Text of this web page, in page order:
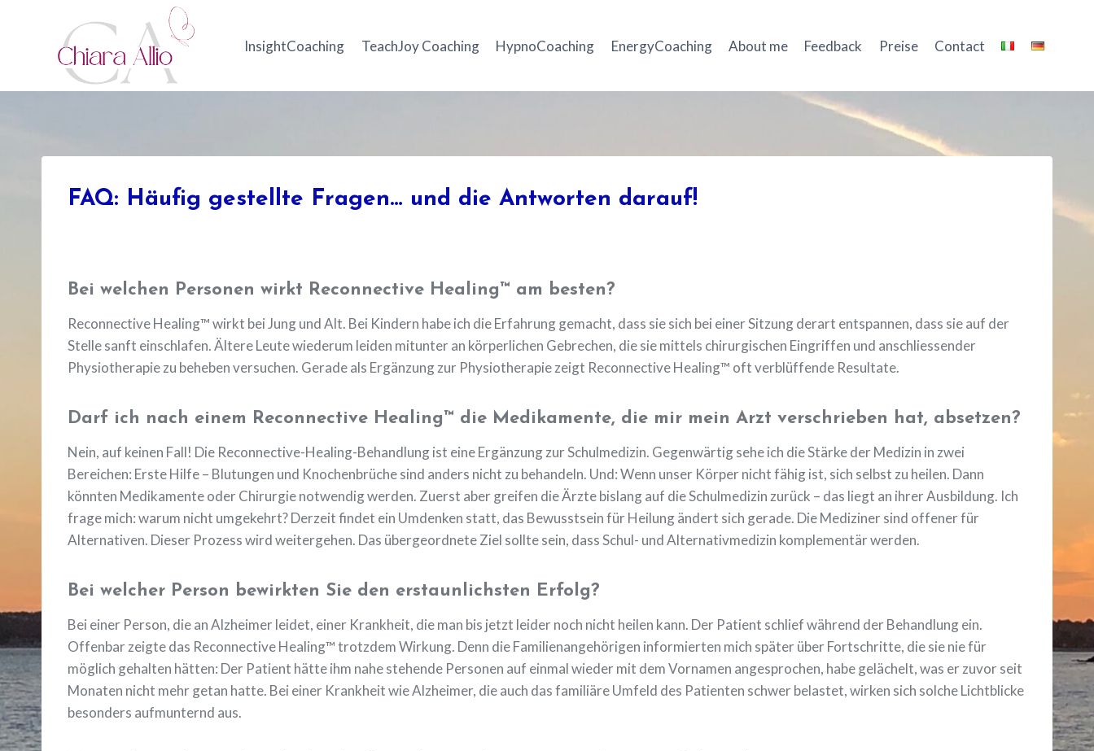
InsightCoaching TeachJoy Coaching HypnoCoaching EnergyCoaching About me Feedback Preise Contact
FAQ: Häufig gestellte Fragen… und die Antworten darauf!
Bei welchen Personen wirkt Reconnective Healing™ am besten?
Reconnective Healing™ wirkt bei Jung und Alt. Bei Kindern habe ich die Erfahrung gemacht, dass sie sich bei einer Sitzung derart entspannen, dass sie auf der
Stelle sanft einschlafen. Ältere Leute wiederum leiden mitunter an körperlichen Gebrechen, die sie mittels chirurgischen Eingriffen und anschliessender
Physiotherapie zu beheben versuchen. Gerade als Ergänzung zur Physiotherapie zeigt Reconnective Healing™ oft verblüffende Resultate.
Darf ich nach einem Reconnective Healing™ die Medikamente, die mir mein Arzt verschrieben hat, absetzen?
Nein, auf keinen Fall! Die Reconnective-Healing-Behandlung ist eine Ergänzung zur Schulmedizin. Gegenwärtig sehe ich die Stärke der Medizin in zwei
Bereichen: Erste Hilfe – Blutungen und Knochenbrüche sind anders nicht zu behandeln. Und: Wenn unser Körper nicht fähig ist, sich selbst zu heilen. Dann
könnten Medikamente oder Chirurgie notwendig werden. Zuerst aber greifen die Ärzte bislang auf die Schulmedizin zurück – das liegt an ihrer Ausbildung. Ich
frage mich: warum nicht umgekehrt? Derzeit findet ein Umdenken statt, das Bewusstsein für Heilung ändert sich gerade. Die Mediziner sind offener für
Alternativen. Dieser Prozess wird weitergehen. Das übergeordnete Ziel sollte sein, dass Schul- und Alternativmedizin komplementär werden.
Bei welcher Person bewirkten Sie den erstaunlichsten Erfolg?
Bei einer Person, die an Alzheimer leidet, einer Krankheit, die man bis jetzt leider noch nicht heilen kann. Der Patient schlief während der Behandlung ein.
Offenbar zeigte das Reconnective Healing™ trotzdem Wirkung. Denn die Familienangehörigen informierten mich später über Fortschritte, die sie nie für
möglich gehalten hätten: Der Patient hätte ihm nahe stehende Personen auf einmal wieder mit dem Vornamen angesprochen, habe gelächelt, was er zuvor seit
Monaten nicht mehr getan hatte. Bei einer Krankheit wie Alzheimer, die auch das familiäre Umfeld des Patienten schwer belastet, wirken sich solche Lichtblicke
besonders aufmunternd aus.